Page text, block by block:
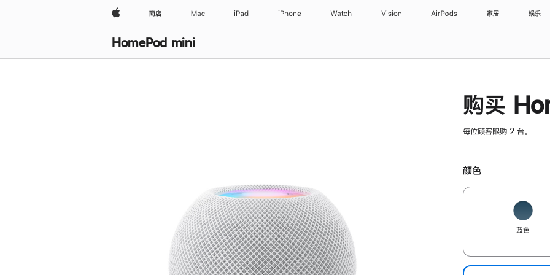
Apple 商店 Mac iPad iPhone Watch Vision AirPods 家居 娱乐
HomePod mini
购买
每位顾客限购 2 台。
颜色
蓝色